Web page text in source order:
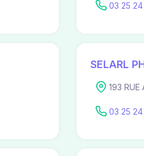
03 25 24
SELARL
193 RUE
03 25